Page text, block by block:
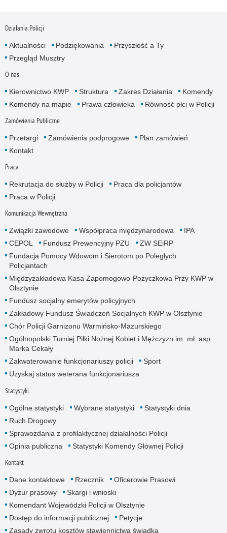
Działania Policji
Aktualności Podziękowania
Przyszłość a Ty
Przegląd Musztry
O nas
Kierownictwo KWP Struktura Zakres Działania
Komendy
Komendy na mapie
Prawa człowieka Równość płci w Policji
Zamówienia Publiczne
Przetargi Zamówienia podprogowe
Plan zamówień
Kontakt
Praca
Rekrutacja do służby w Policji
Praca dla policjantów
Praca w Policji
Komunikacja Wewnętrzna
Związki zawodowe Współpraca międzynarodowa
IPA
CEPOL
Fundusz Prewencyjny PZU
ZW SEiRP
Fundacja Pomocy Wdowom i Sierotom po Poległych
Policjantach
Międzyzakładowa Kasa Zapomogowo-Pożyczkowa Przy KWP w
Olsztynie
Fundusz socjalny emerytów policyjnych
Zakładowy Fundusz Świadczeń Socjalnych KWP w Olsztynie
Chór Policji Garnizonu Warmińsko-Mazurskiego
Ogólnopolski Turniej Piłki Nożnej Kobiet i Mężczyzn im. mł. asp.
Marka Cekały
Zakwaterowanie funkcjonariuszy policji
Sport
Uzyskaj status weterana funkcjonariusza
Statystyki
Ogólne statystyki Wybrane statystyki
Statystyki dnia
Ruch Drogowy
Sprawozdania z profilaktycznej działalności Policji
Opinia publiczna
Statystyki Komendy Głównej Policji
Kontakt
Dane kontaktowe Rzecznik
Oficerowie Prasowi
Dyżur prasowy
Skargi i wnioski
Komendant Wojewódzki Policji w Olsztynie
Dostęp do informacji publicznej
Petycje
Zasady zwrotu kosztów stawiennictwa świadka